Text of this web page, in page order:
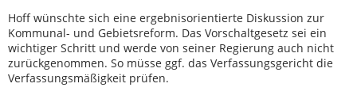
Hoff wünschte sich eine ergebnisorientierte Diskussion zur
Kommunal- und Gebietsreform. Das Vorschaltgesetz sei ein
wichtiger Schritt und werde von seiner Regierung auch nicht
zurückgenommen. So müsse ggf. das Verfassungsgericht die
Verfassungsmäßigkeit prüfen.